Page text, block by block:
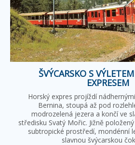
ŠVÝCARSKO S
EXPRESEM
Horský expres projíždí
Bernina, stoupá až pod
modrozelená jezera a končí ve
středisku Svatý Mořic. Jižně
subtropické prostředí, mondénní
slavnou švýcarskou